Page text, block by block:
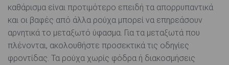
καθάρισμα είναι προτιμότερο επειδή τα απορρυπαντικά
και οι βαφές από άλλα ρούχα μπορεί να επηρεάσουν
αρνητικά το μεταξωτό ύφασμα. Για τα μεταξωτά που
πλένονται, ακολουθήστε προσεκτικά τις οδηγίες
φροντίδας. Τα ρούχα χωρίς φόδρα ή διακοσμήσεις